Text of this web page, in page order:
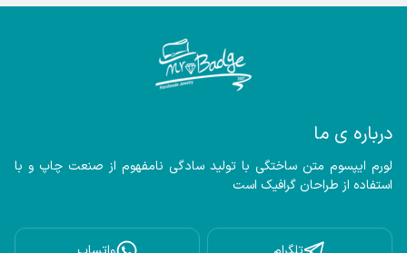
درباره ی ما
استفاده از طراحان گرافیک است